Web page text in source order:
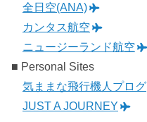
全日空(ANA)
カンタス航空
ニュージーランド航空
■ Personal Sites
気ままな飛行機人プログ
JUST A JOURNEY